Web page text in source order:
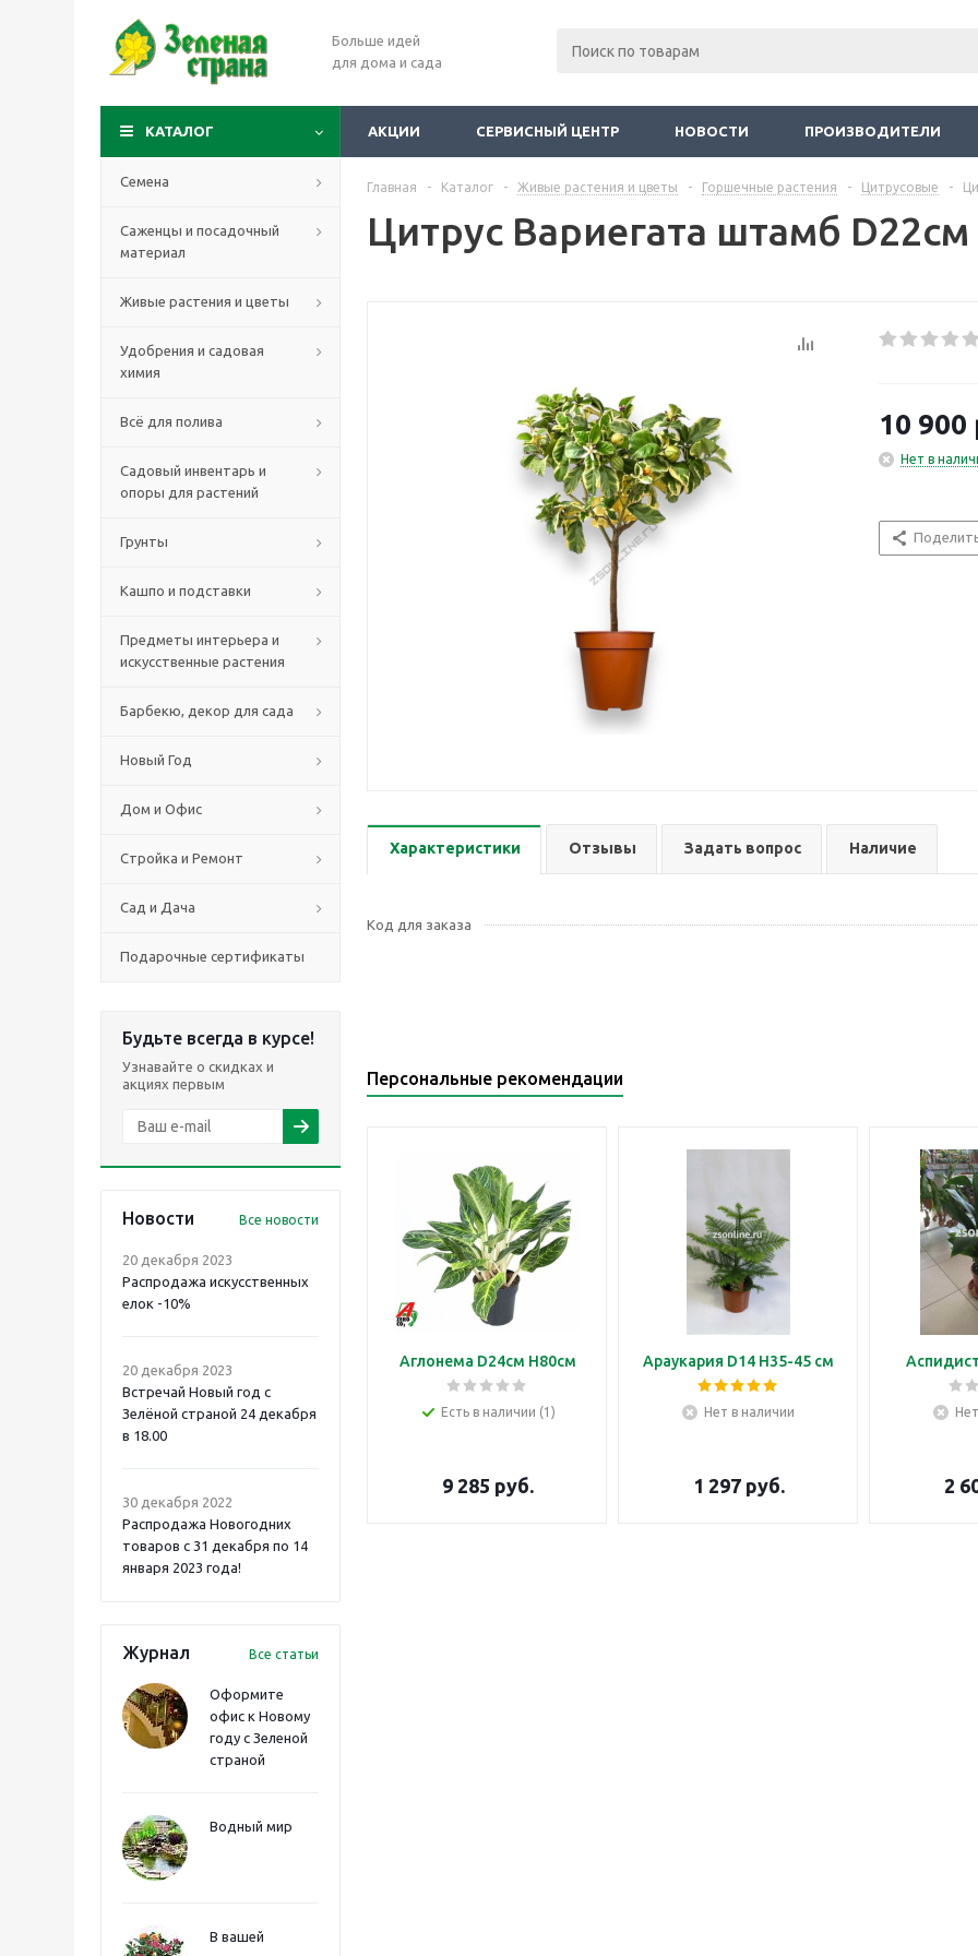
Больше идей
для дома и сада
КАТАЛОГ АКЦИИ СЕРВИСНЫЙ ЦЕНТР НОВОСТИ ПРОИЗВОДИТЕЛИ
Семена
Саженцы и посадочный
материал
Живые растения и цветы
Удобрения и садовая
химия
Всё для полива
Садовый инвентарь и
опоры для растений
Грунты
Кашпо и подставки
Предметы интерьера и
искусственные растения
Барбекю, декор для сада
Новый Год
Дом и Офис
Стройка и Ремонт
Сад и Дача
Подарочные сертификаты
Будьте всегда в курсе!
Узнавайте о скидках и
акциях первым
Новости Все новости
20 декабря 2023
Распродажа искусственных
елок -10%
20 декабря 2023
Встречай Новый год с
Зелёной страной 24 декабря
в 18.00
30 декабря 2022
Распродажа Новогодних
товаров с 31 декабря по 14
января 2023 года!
Журнал Все статьи
Оформите
офис к Новому
году с Зеленой
страной
Водный мир
В вашей
Главная - Каталог - Живые растения и цветы - Горшечные растения - Цитрусовые -
Цитрус Вариегата штамб D22см
10 900
Нет в
Характеристики Отзывы Задать вопрос Наличие
Код для заказа
Персональные рекомендации
Аглонема D24см H80см
Есть в наличии (1)
9 285 руб.
Араукария D14 H35-45 см
Нет в наличии
1 297руб. 2